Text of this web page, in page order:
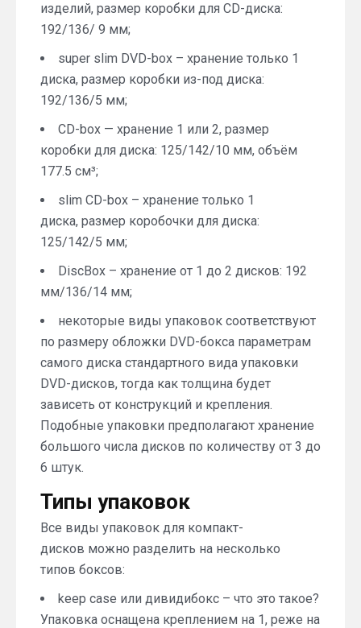
изделий, размер коробки для CD-диска:
192/136/ 9 мм;
super slim DVD-box – хранение только 1
диска, размер коробки из-под диска:
192/136/5 мм;
CD-box — хранение 1 или 2, размер
коробки для диска: 125/142/10 мм, объём
177.5 см³;
slim CD-box – хранение только 1
диска, размер коробочки для диска:
125/142/5 мм;
DiscBox – хранение от 1 до 2 дисков: 192
мм/136/14 мм;
некоторые виды упаковок соответствуют
по размеру обложки DVD-бокса параметрам
самого диска стандартного вида упаковки
DVD-дисков, тогда как толщина будет
зависеть от конструкций и крепления.
Подобные упаковки предполагают хранение
большого числа дисков по количеству от 3 до
6 штук.
Типы упаковок
Все виды упаковок для компакт-
дисков можно разделить на несколько
типов боксов:
keep case или дивидибокс – что это такое?
Упаковка оснащена креплением на 1, реже на